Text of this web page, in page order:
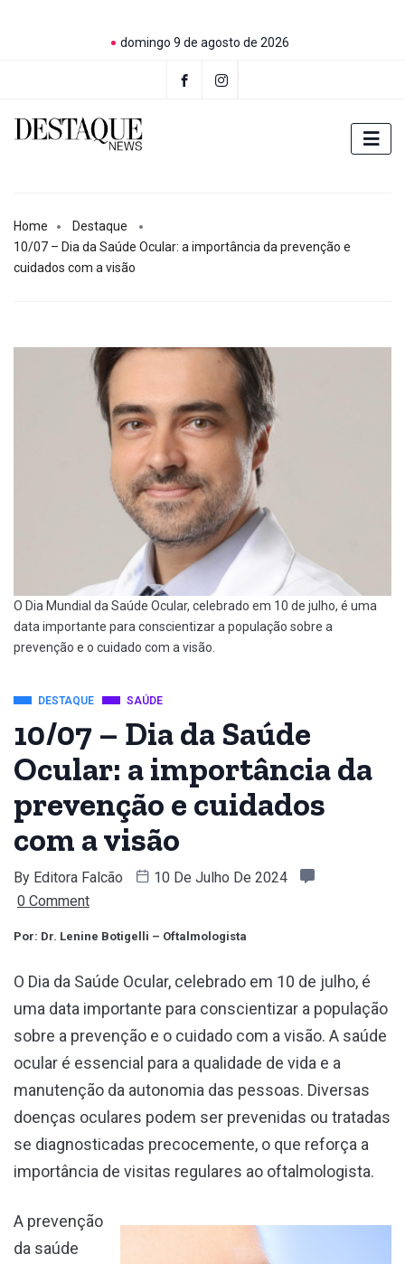
domingo 9 de agosto de 2026
Home
Destaque
10/07 – Dia da Saúde Ocular: a importância da prevenção e
cuidados com a visão
O Dia Mundial da Saúde Ocular, celebrado em 10 de julho, é uma
data importante para conscientizar a população sobre a
prevenção e o cuidado com a visão.
DESTAQUE SAÚDE
10/07 – Dia da Saúde
Ocular: a importância da
prevenção e cuidados
com a visão
By Editora Falcão
10 De Julho De 2024
0 Comment
Por: Dr. Lenine Botigelli – Oftalmologista
O Dia da Saúde Ocular, celebrado em 10 de julho, é
uma data importante para conscientizar a população
sobre a prevenção e o cuidado com a visão. A saúde
ocular é essencial para a qualidade de vida e a
manutenção da autonomia das pessoas. Diversas
doenças oculares podem ser prevenidas ou tratadas
se diagnosticadas precocemente, o que reforça a
importância de visitas regulares ao oftalmologista.
A prevenção
da saúde